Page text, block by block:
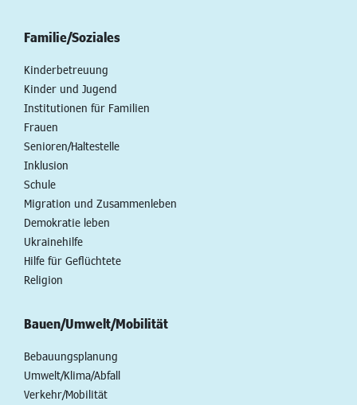
Familie/Soziales
Kinderbetreuung
Kinder und Jugend
Institutionen für Familien
Frauen
Senioren/Haltestelle
Inklusion
Schule
Migration und Zusammenleben
Demokratie leben
Ukrainehilfe
Hilfe für Geflüchtete
Religion
Bauen/Umwelt/Mobilität
Bebauungsplanung
Umwelt/Klima/Abfall
Verkehr/Mobilität